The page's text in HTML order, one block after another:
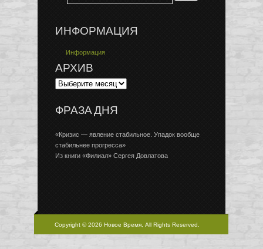
ИНФОРМАЦИЯ
Информация
АРХИВ
ФРАЗА ДНЯ
«Кризис — явление стабильное. Упадок вообще
стабильнее прогресса»
Из книги «Филиал» Сергея Довлатова
Copyright © 2026 Новое Время, All Rights Reserved.